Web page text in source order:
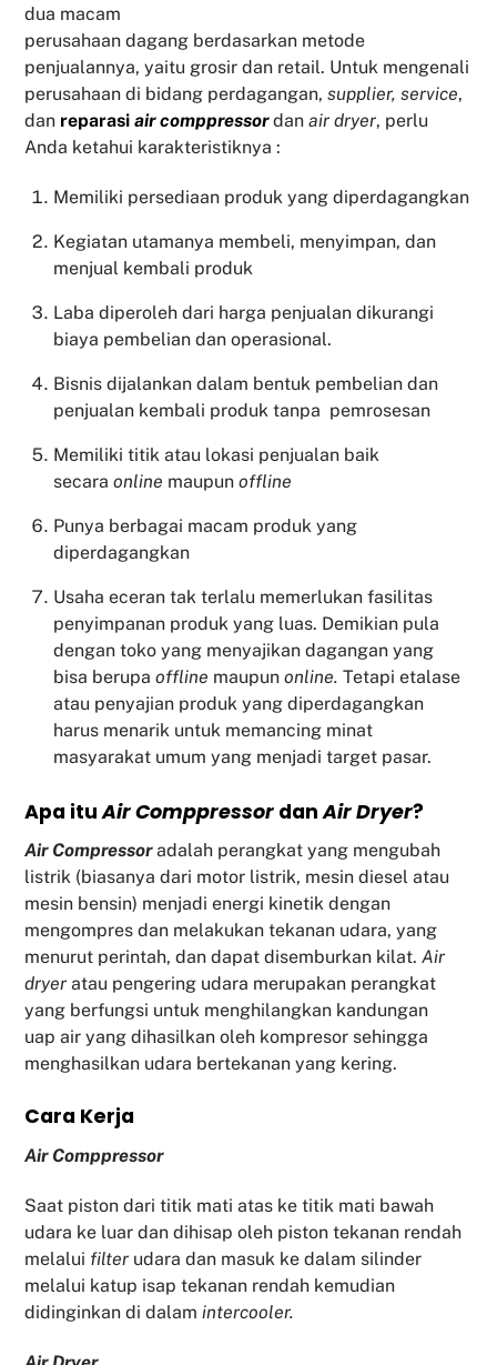
dua macam
perusahaan dagang berdasarkan metode
penjualannya, yaitu grosir dan retail. Untuk mengenali
perusahaan di bidang perdagangan,supplier, service,
dan reparasiair comppressordanair dryer, perlu
Anda ketahui karakteristiknya :
Memiliki persediaan produk yang diperdagangkan
Kegiatan utamanya membeli, menyimpan, dan
menjual kembali produk
Laba diperoleh dari harga penjualan dikurangi
biaya pembelian dan operasional.
Bisnis dijalankan dalam bentuk pembelian dan
penjualan kembali produk tanpa pemrosesan
Memiliki titik atau lokasi penjualan baik
secara online maupun offline
Punya berbagai macam produk yang
diperdagangkan
Usaha eceran tak terlalu memerlukan fasilitas
penyimpanan produk yang luas. Demikian pula
dengan toko yang menyajikan dagangan yang
bisa berupa offline maupun online. Tetapi etalase
atau penyajian produk yang diperdagangkan
harus menarik untuk memancing minat
masyarakat umum yang menjadi target pasar.
Apa ituAir Comppressor danAir Dryer?
Air Compressoradalah perangkat yang mengubah
listrik (biasanya dari motor listrik, mesin diesel atau
mesin bensin) menjadi energi kinetik dengan
mengompres dan melakukan tekanan udara, yang
menurut perintah, dan dapat disemburkan kilat.Air
dryer atau pengering udara merupakan perangkat
yang berfungsi untuk menghilangkan kandungan
uap air yang dihasilkan oleh kompresor sehingga
menghasilkan udara bertekanan yang kering.
Cara Kerja
Air Comppressor
Saat piston dari titik mati atas ke titik mati bawah
udara ke luar dan dihisap oleh piston tekanan rendah
melalui filter udara dan masuk ke dalam silinder
melalui katup isap tekanan rendah kemudian
didinginkan di dalamintercooler.